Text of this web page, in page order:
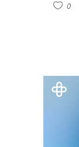
0